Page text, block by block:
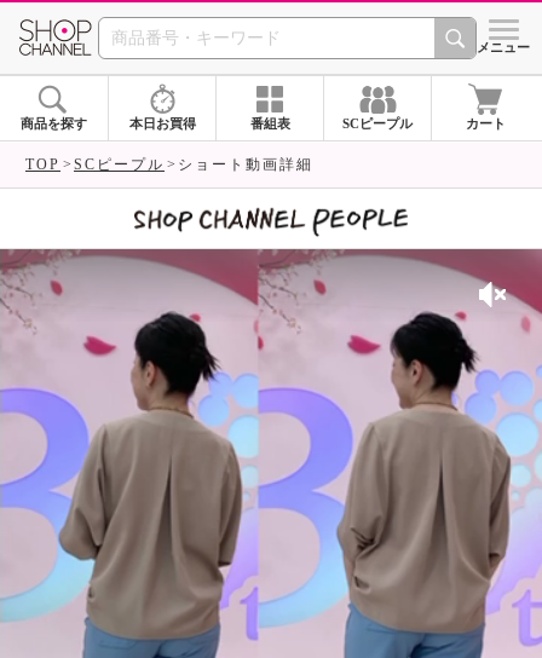
SHOP CHANNEL シメニュー
商品を探す 本日お買得 番組表 SCピープル カート
TOP SCピープル ショート動画詳細